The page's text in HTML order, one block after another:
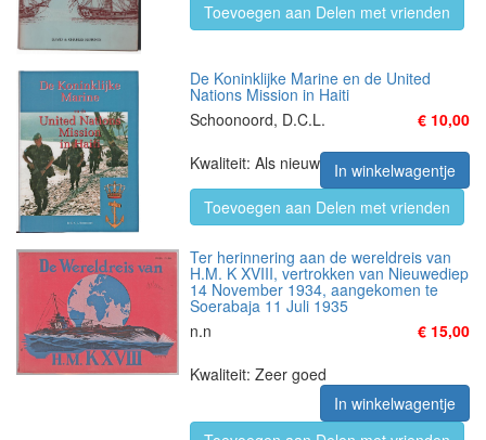
Toevoegen aan Delen met vrienden
De Koninklijke Marine en de United
Nations Mission in Haiti
Schoonoord, D.C.L.
€ 10,00
Kwaliteit: Als nieuw
In winkelwagentje
Toevoegen aan Delen met vrienden
Ter herinnering aan de wereldreis van
H.M. K XVIII, vertrokken van Nieuwediep
14 November 1934, aangekomen te
Soerabaja 11 Juli 1935
n.n
€ 15,00
Kwaliteit: Zeer goed
In winkelwagentje